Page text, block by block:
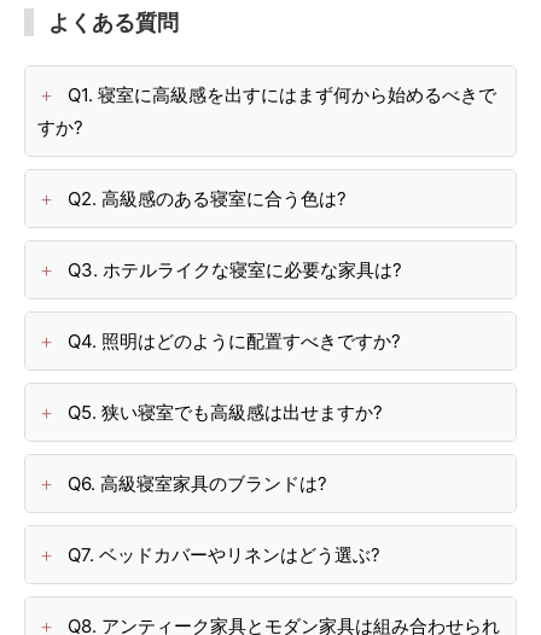
よくある質問
Q1. 寝室に高級感を出すにはまず何から始めるべきで
すか?
Q2. 高級感のある寝室に合う色は?
Q3. ホテルライクな寝室に必要な家具は?
Q4. 照明はどのように配置すべきですか?
Q5. 狭い寝室でも高級感は出せますか?
Q6. 高級寝室家具のブランドは?
Q7. ベッドカバーやリネンはどう選ぶ?
Q8. アンティーク家具とモダン家具は組み合わせられ